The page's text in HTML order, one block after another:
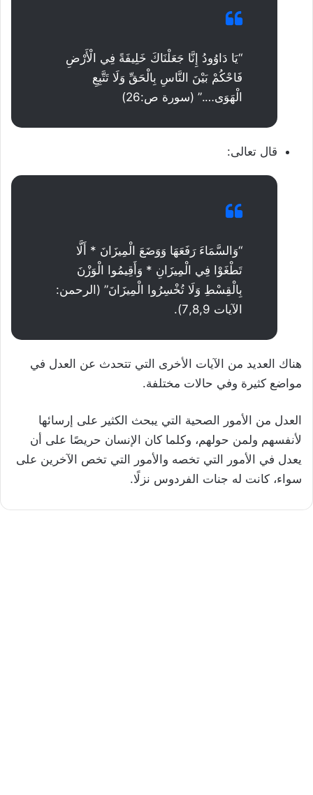
“يَا دَاوُودُ إِنَّا جَعَلْنَاكَ خَلِيفَةً فِي الْأَرْضِ
فَاحْكُمْ بَيْنَ النَّاسِ بِالْحَقِّ وَلَا تَتَّبِعِ
الْهَوَى….” (سورة ص:26)
قال تعالى:
“وَالسَّمَاءَ رَفَعَهَا وَوَضَعَ الْمِيزَانَ * أَلَّا
تَطْغَوْا فِي الْمِيزَانِ * وَأَقِيمُوا الْوَزْنَ
بِالْقِسْطِ وَلَا تُخْسِرُوا الْمِيزَانَ” (الرحمن:
الآيات 7,8,9).
هناك العديد من الآيات الأخرى التي تتحدث عن العدل في
مواضع كثيرة وفي حالات مختلفة.
العدل من الأمور الصحية التي يبحث الكثير على إرسائها
لأنفسهم ولمن حولهم، وكلما كان الإنسان حريصًا على أن
يعدل في الأمور التي تخصه والأمور التي تخص الآخرين على
سواء، كانت له جنات الفردوس نزلًا.